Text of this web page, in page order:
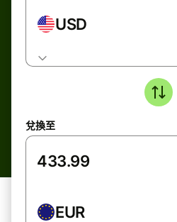
USD
兌換至
EUR